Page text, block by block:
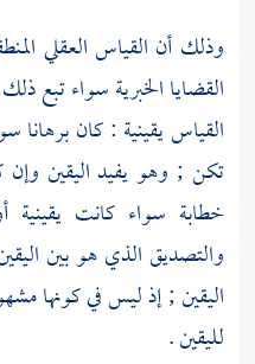
وذلك أن القياس العقلي
القضايا الخبرية سواء تبع
القياس يقينية : كان
تكن ; وهو يفيد اليقين
خطابة سواء كانت يقينية
والتصديق الذي هو بين
اليقين ; إذ ليس في كونها
لليقين .